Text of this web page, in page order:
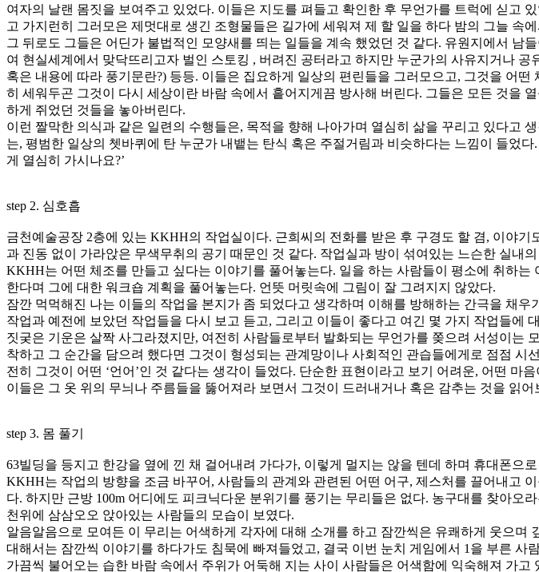
여자의 날랜 몸짓을 보여주고 있었다. 이들은 지도를 펴들고 확인한 후 무언가를 트럭에 싣고
고 가지런히 그러모은 제멋대로 생긴 조형물들은 길가에 세워져 제 할 일을 하다 밤의 그늘 속
그 뒤로도 그들은 어딘가 불법적인 모양새를 띄는 일들을 계속 했었던 것 같다. 유원지에서 남
여 현실세계에서 맞닥뜨리고자 벌인 스토킹 , 버려진 공터라고 하지만 누군가의 사유지거나
혹은 내용에 따라 풍기문란?) 등등. 이들은 집요하게 일상의 편린들을 그러모으고, 그것을 어
히 세워두곤 그것이 다시 세상이란 바람 속에서 흩어지게끔 방사해 버린다. 그들은 모든 것을
하게 쥐었던 것들을 놓아버린다.
이런 짤막한 의식과 같은 일련의 수행들은, 목적을 향해 나아가며 열심히 삶을 꾸리고 있다고
는, 평범한 일상의 쳇바퀴에 탄 누군가 내뱉는 탄식 혹은 주절거림과 비슷하다는 느낌이 들었
게 열심히 가시나요?’
step 2. 심호흡
금천예술공장 2층에 있는 KKHH의 작업실이다. 근희씨의 전화를 받은 후 구경도 할 겸, 이야
과 진동 없이 가라앉은 무색무취의 공기 때문인 것 같다. 작업실과 방이 섞여있는 느슨한 실내
KKHH는 어떤 체조를 만들고 싶다는 이야기를 풀어놓는다. 일을 하는 사람들이 평소에 취하
한다며 그에 대한 워크숍 계획을 풀어놓는다. 언뜻 머릿속에 그림이 잘 그려지지 않았다.
잠깐 먹먹해진 나는 이들의 작업을 본지가 좀 되었다고 생각하며 이해를 방해하는 간극을 채
작업과 예전에 보았던 작업들을 다시 보고 듣고, 그리고 이들이 좋다고 여긴 몇 가지 작업들
짓궂은 기운은 살짝 사그라졌지만, 여전히 사람들로부터 발화되는 무언가를 쫒으려 서성이는
착하고 그 순간을 담으려 했다면 그것이 형성되는 관계망이나 사회적인 관습들에게로 점점
전히 그것이 어떤 ‘언어’인 것 같다는 생각이 들었다. 단순한 표현이라고 보기 어려운, 어떤
이들은 그 옷 위의 무늬나 주름들을 뚫어져라 보면서 그것이 드러내거나 혹은 감추는 것을 읽
step 3. 몸 풀기
63빌딩을 등지고 한강을 옆에 낀 채 걸어내려 가다가, 이렇게 멀지는 않을 텐데 하며 휴대폰으
KKHH는 작업의 방향을 조금 바꾸어, 사람들의 관계와 관련된 어떤 어구, 제스처를 끌어내고
다. 하지만 근방 100m 어디에도 피크닉다운 분위기를 풍기는 무리들은 없다. 농구대를 찾아
천위에 삼삼오오 앉아있는 사람들의 모습이 보였다.
알음알음으로 모여든 이 무리는 어색하게 각자에 대해 소개를 하고 잠깐씩은 유쾌하게 웃으
대해서는 잠깐씩 이야기를 하다가도 침묵에 빠져들었고, 결국 이번 눈치 게임에서 1을 부른 사
가끔씩 불어오는 습한 바람 속에서 주위가 어둑해 지는 사이 사람들은 어색함에 익숙해져 가